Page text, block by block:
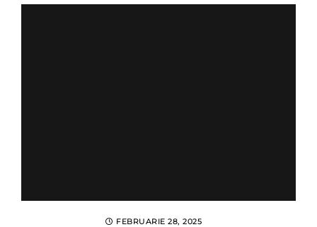
FEBRUARIE 28, 2025